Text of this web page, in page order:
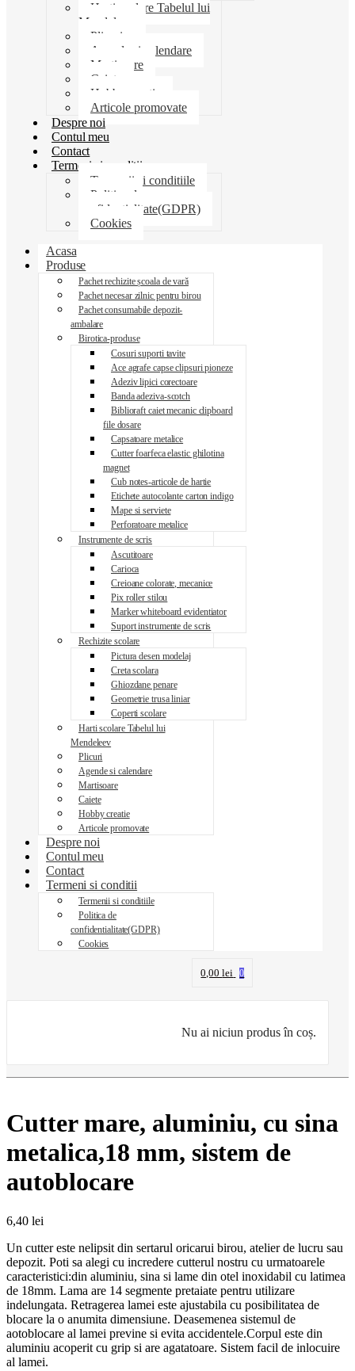
Harti scolare Tabelul lui
Mendeleev
Plicuri
Agende si calendare
Martisoare
Caiete
Hobby creatie
Articole promovate
Despre noi
Contul meu
Contact
Termeni si conditii
Termenii si conditiile
Politica de
confidentialitate(GDPR)
Cookies
Acasa
Produse
Pachet rechizite școala de vară
Pachet necesar zilnic pentru birou
Pachet consumabile depozit-
ambalare
Birotica-produse
Cosuri suporti tavite
Ace agrafe capse clipsuri pioneze
Adeziv lipici corectoare
Banda adeziva-scotch
Biblioraft caiet mecanic clipboard
file dosare
Capsatoare metalice
Cutter foarfeca elastic ghilotina
magnet
Cub notes-articole de hartie
Etichete autocolante carton indigo
Mape si serviete
Perforatoare metalice
Instrumente de scris
Ascutitoare
Carioca
Creioane colorate, mecanice
Pix roller stilou
Marker whiteboard evidentiator
Suport instrumente de scris
Rechizite scolare
Pictura desen modelaj
Creta scolara
Ghiozdane penare
Geometrie trusa liniar
Coperti scolare
Harti scolare Tabelul lui
Mendeleev
Plicuri
Agende si calendare
Martisoare
Caiete
Hobby creatie
Articole promovate
Despre noi
Contul meu
Contact
Termeni si conditii
Termenii si conditiile
Politica de
confidentialitate(GDPR)
Cookies
0,00lei 0
Nu ai niciun produs în coș.
Cutter mare, aluminiu, cu sina
metalica,18 mm, sistem de
autoblocare
6,40 lei
Un cutter este nelipsit din sertarul oricarui birou, atelier de lucru sau
depozit. Poti sa alegi cu incredere cutterul nostru cu urmatoarele
caracteristici:din aluminiu, sina si lame din otel inoxidabil cu latimea
de 18mm. Lama are 14 segmente pretaiate pentru utilizare
indelungata. Retragerea lamei este ajustabila cu posibilitatea de
blocare la o anumita dimensiune. Deasemenea sistemul de
aotoblocare al lamei previne si evita accidentele.Corpul este din
aluminiu acoperit cu grip si are agatatoare. Sistem facil de inlocuire
al lamei.